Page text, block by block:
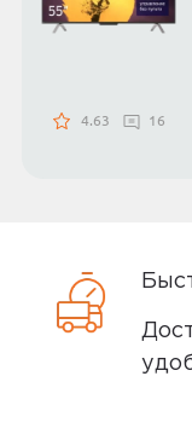
4.63 16